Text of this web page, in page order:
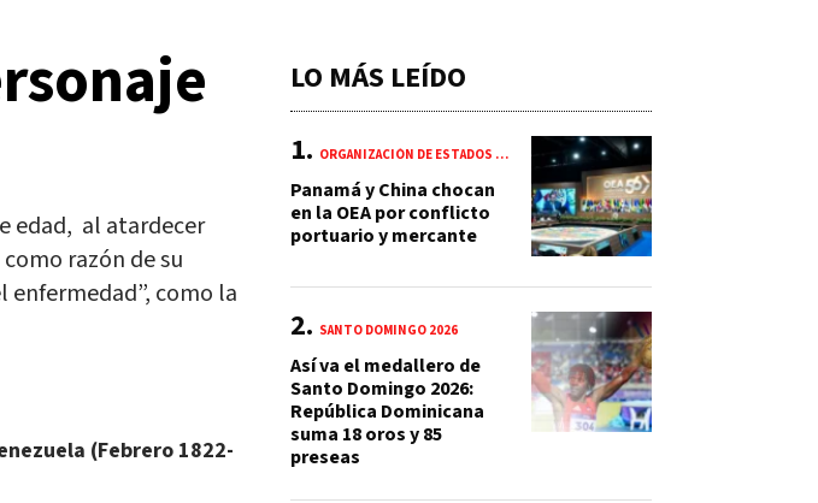
edad, al atardecer
razón de su
enfermedad”, como la
(Febrero 1822-
LO MÁS LEÍDO
ORGANIZACIÓN DE ESTADOS AMERICANOS (OEA)
Panamá y China chocan
en la OEA por conflicto
portuario y mercante
SANTO DOMINGO 2026
Así va el medallero de
Santo Domingo 2026:
República Dominicana
suma 18 oros y 85
preseas